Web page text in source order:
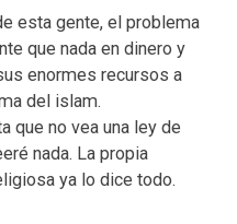
esta gente, el problema
que nada en dinero y
enormes recursos a
del islam.
que no vea una ley de
nada. La propia
ya lo dice todo.